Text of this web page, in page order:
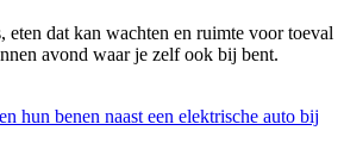
eten dat kan wachten en ruimte voor toeval
avond waar je zelf ook bij bent.